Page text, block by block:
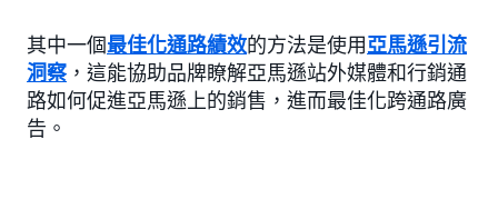
其中一個最佳化通路績效的方法是使用亞馬遜引流
洞察 ，這能協助品牌瞭解亞馬遜站外媒體和行銷通
路如何促進亞馬遜上的銷售，進而最佳化跨通路廣
告。